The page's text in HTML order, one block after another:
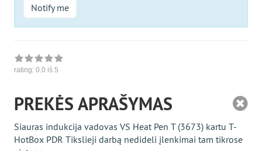
Notify me
rating: 0.0 iš 5
PREKĖS APRAŠYMAS
Siauras indukcija vadovas VS Heat Pen T (3673) kartu Т-
HotBox PDR Tikslieji darbą nedideli įlenkimai tam tikrose